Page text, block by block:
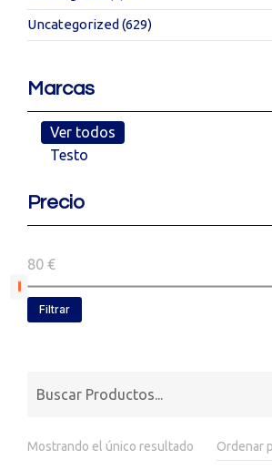
Uncategorized (629)
Marcas
Ver todos
Testo
Precio
80 €
Filtrar
Mostrando el único resultado